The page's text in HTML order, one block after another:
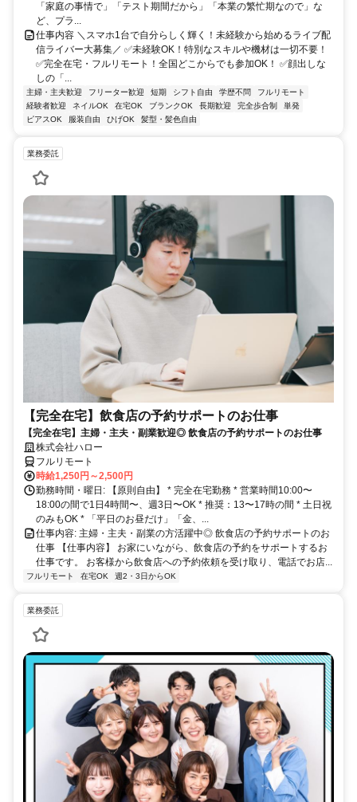
「家庭の事情で」「テスト期間だから」「本業の繁忙期なので」な
ど、プラ...
仕事内容 ＼スマホ1台で自分らしく輝く！未経験から始めるライブ配
信ライバー大募集／ ✅未経験OK！特別なスキルや機材は一切不要！
✅完全在宅・フルリモート！全国どこからでも参加OK！ ✅顔出しな
しの「...
主婦・主夫歓迎 フリーター歓迎 短期 シフト自由 学歴不問
フルリモート
経験者歓迎
ネイルOK 在宅OK ブランクOK 長期歓迎 完全歩合制
単発
ピアスOK
服装自由 ひげOK 髪型・髪色自由
業務委託
【完全在宅】飲食店の予約サポートのお仕事
【完全在宅】主婦・主夫・副業歓迎◎ 飲食店の予約サポートのお仕事
株式会社ハロー
フルリモート
時給1,250円～2,500円
勤務時間・曜日: 【原則自由】 * 完全在宅勤務 * 営業時間10:00〜
18:00の間で1日4時間〜、週3日〜OK * 推奨：13〜17時の間 * 土日祝
のみもOK * 「平日のお昼だけ」「金、...
仕事内容: 主婦・主夫・副業の方活躍中◎ 飲食店の予約サポートのお
仕事 【仕事内容】 お家にいながら、飲食店の予約をサポートするお
仕事です。 お客様から飲食店への予約依頼を受け取り、電話でお店...
フルリモート 在宅OK 週2・3日からOK
業務委託